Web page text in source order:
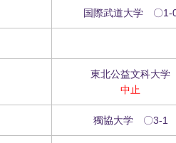
国際武道大学 〇1-
東北公益文科大学
中止
獨協大学 〇3-1